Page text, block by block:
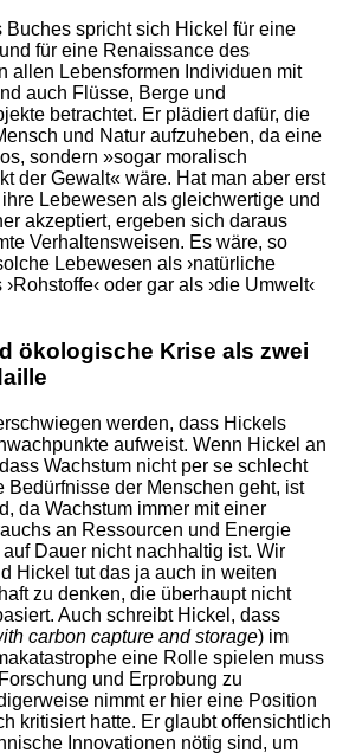
Buches spricht sich Hickel für eine
für eine Renaissance des
allen Lebensformen Individuen mit
auch Flüsse, Berge und
betrachtet. Er plädiert dafür, die
und Natur aufzuheben, da eine
sondern »sogar moralisch
der Gewalt« wäre. Hat man aber erst
Lebewesen als gleichwertige und
akzeptiert, ergeben sich daraus
Verhaltensweisen. Es wäre, so
Lebewesen als ›natürliche
oder gar als ›die Umwelt‹
ökologische Krise als zwei
werden, dass Hickels
aufweist. Wenn Hickel an
Wachstum nicht per se schlecht
Bedürfnisse der Menschen geht, ist
da Wachstum immer mit einer
an Ressourcen und Energie
Dauer nicht nachhaltig ist. Wir
Hickel tut das ja auch in weiten
zu denken, die überhaupt nicht
Auch schreibt Hickel, dass
carbon capture and storage) im
eine Rolle spielen muss
und Erprobung zu
nimmt er hier eine Position
kritisiert hatte. Er glaubt offensichtlich
Innovationen nötig sind, um